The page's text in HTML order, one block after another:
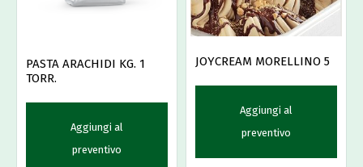
PASTA ARACHIDI KG. 1
TORR.
Aggiungi al
preventivo
JOYCREAM MORELLINO 5
Aggiungi al
preventivo